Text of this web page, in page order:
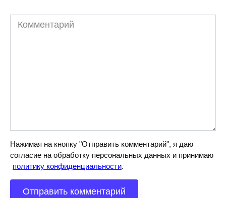
Комментарий
Нажимая на кнопку "Отправить комментарий", я даю
согласие на обработку персональных данных и принимаю
политику конфиденциальности.